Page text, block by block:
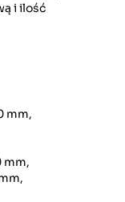
i ilość
mm,
mm,